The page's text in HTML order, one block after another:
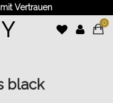
Vertrauen
0
black